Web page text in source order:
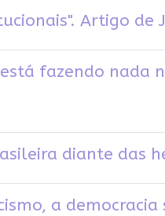
Artigo de
fazendo nada
diante das
a